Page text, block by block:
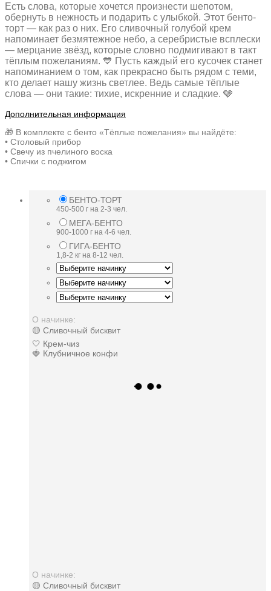
Есть слова, которые хочется произнести шепотом,
обернуть в нежность и подарить с улыбкой. Этот бенто-
торт — как раз о них. Его сливочный голубой крем
напоминает безмятежное небо, а серебристые всплески
— мерцание звёзд, которые словно подмигивают в такт
тёплым пожеланиям. 💙 Пусть каждый его кусочек станет
напоминанием о том, как прекрасно быть рядом с теми,
кто делает нашу жизнь светлее. Ведь самые тёплые
слова — они такие: тихие, искренние и сладкие. 🩶
Дополнительная информация
🎁 В комплекте с бенто «Тёплые пожелания» вы найдёте:
• Столовый прибор
• Свечу из пчелиного воска
• Спички с поджигом
БЕНТО-ТОРТ
450-500 г на 2-3 чел.
МЕГА-БЕНТО
900-1000 г на 4-6 чел.
ГИГА-БЕНТО
1,8-2 кг на 8-12 чел.
О начинке:
🟡 Сливочный бисквит
🤍 Крем-чиз
🍓 Клубничное конфи
О начинке:
🟡 Сливочный бисквит